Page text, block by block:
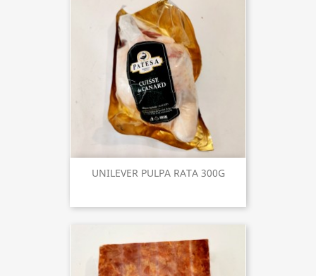
UNILEVER PULPA RATA 300G